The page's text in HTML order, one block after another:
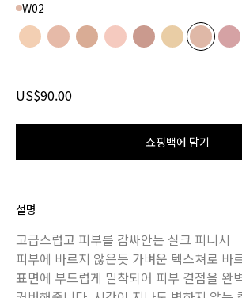
Color
W02
N01
Product variant in stock
N02
Product variant in stock
N03
Product variant in stock
R01
Product variant in stock
R02
Product variant in
W01
Product
W02
Product
W03
US$90.00
쇼핑백에 담기
설명
고급스럽고 피부를 감싸안는 실크 피니시
피부에 바르지 않은듯 가벼운 텍스쳐로 바
표면에 부드럽게 밀착되어 피부 결점을 완